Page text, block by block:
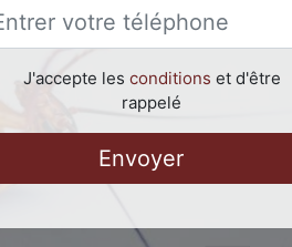
J'accepte les conditions et d'être
rappelé
Envoyer